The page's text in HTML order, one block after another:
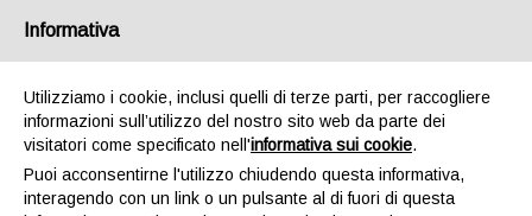
Informativa
Utilizziamo i cookie, inclusi quelli di terze parti, per raccogliere
informazioni sull’utilizzo del nostro sito web da parte dei
visitatori come specificato nell'informativa sui cookie.
Puoi acconsentirne l'utilizzo chiudendo questa informativa,
interagendo con un link o un pulsante al di fuori di questa